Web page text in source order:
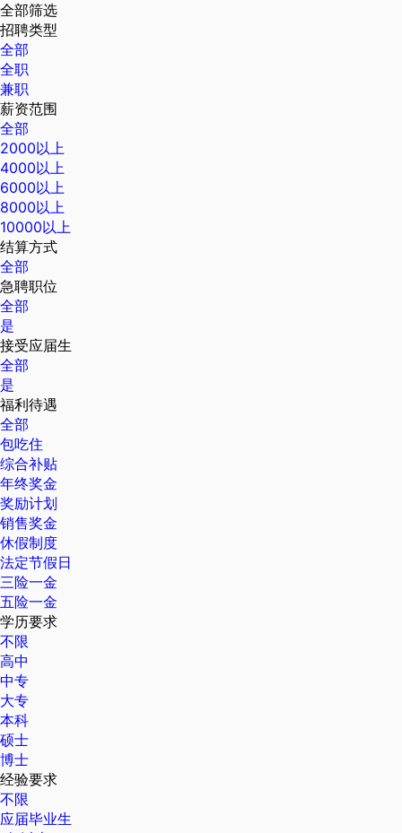
全部筛选
招聘类型
全部
全职
兼职
薪资范围
全部
2000以上
4000以上
6000以上
8000以上
10000以上
结算方式
全部
急聘职位
全部
是
接受应届生
全部
是
福利待遇
全部
包吃住
综合补贴
年终奖金
奖励计划
销售奖金
休假制度
法定节假日
三险一金
五险一金
学历要求
不限
高中
中专
大专
本科
硕士
博士
经验要求
不限
应届毕业生